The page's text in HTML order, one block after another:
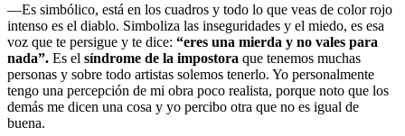
—Es simbólico, está en los cuadros y todo lo que veas de color rojo
intenso es el diablo. Simboliza las inseguridades y el miedo, es esa
voz que te persigue y te dice: “eres una mierda y no vales para
nada”. Es el síndrome de la impostora que tenemos muchas
personas y sobre todo artistas solemos tenerlo. Yo personalmente
tengo una percepción de mi obra poco realista, porque noto que los
demás me dicen una cosa y yo percibo otra que no es igual de
buena.